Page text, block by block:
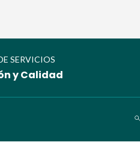
SERVICIOS
y Calidad